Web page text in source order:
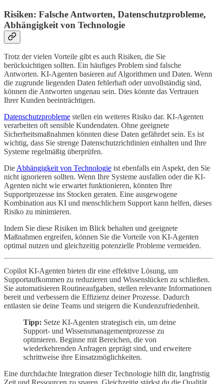
Risiken: Falsche Antworten, Datenschutzprobleme,
Abhängigkeit von Technologie
Trotz der vielen Vorteile gibt es auch Risiken, die Sie
berücksichtigen sollten. Ein häufiges Problem sind falsche
Antworten. KI-Agenten basieren auf Algorithmen und Daten. Wenn
die zugrunde liegenden Daten fehlerhaft oder unvollständig sind,
können die Antworten ungenau sein. Dies könnte das Vertrauen
Ihrer Kunden beeinträchtigen.
Datenschutzprobleme stellen ein weiteres Risiko dar. KI-Agenten
verarbeiten oft sensible Kundendaten. Ohne geeignete
Sicherheitsmaßnahmen könnten diese Daten gefährdet sein. Es ist
wichtig, dass Sie strenge Datenschutzrichtlinien einhalten und Ihre
Systeme regelmäßig überprüfen.
Die Abhängigkeit von Technologie ist ebenfalls ein Aspekt, den Sie
nicht ignorieren sollten. Wenn Ihre Systeme ausfallen oder die KI-
Agenten nicht wie erwartet funktionieren, könnten Ihre
Supportprozesse ins Stocken geraten. Eine ausgewogene
Kombination aus KI und menschlichem Support kann helfen, dieses
Risiko zu minimieren.
Indem Sie diese Risiken im Blick behalten und geeignete
Maßnahmen ergreifen, können Sie die Vorteile von KI-Agenten
optimal nutzen und gleichzeitig potenzielle Probleme vermeiden.
Copilot KI-Agenten bieten dir eine effektive Lösung, um
Supportaufkommen zu reduzieren und Wissenslücken zu schließen.
Sie automatisieren Routineaufgaben, stellen relevante Informationen
bereit und verbessern die Effizienz deiner Prozesse. Dadurch
entlasten sie deine Teams und steigern die Kundenzufriedenheit.
Tipp: Setze KI-Agenten strategisch ein, um deine
Support- und Wissensmanagementprozesse zu
optimieren. Beginne mit Bereichen, die von
wiederkehrenden Anfragen geprägt sind, und erweitere
schrittweise ihre Einsatzmöglichkeiten.
Eine durchdachte Integration dieser Technologie hilft dir, langfristig